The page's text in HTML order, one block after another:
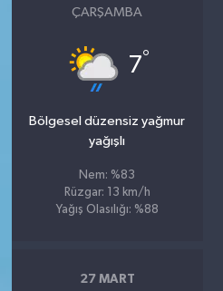
ÇARŞAMBA
7°
Bölgesel düzensiz yağmur
yağışlı
Nem: %83
Rüzgar: 13 km/h
Yağış Olasılığı: %88
27 MART